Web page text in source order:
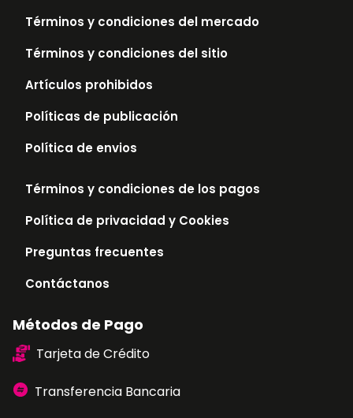
Términos y condiciones del mercado
Términos y condiciones del sitio
Artículos prohibidos
Políticas de publicación
Política de envios
Términos y condiciones de los pagos
Política de privacidad y Cookies
Preguntas frecuentes
Contáctanos
Métodos de Pago
Tarjeta de Crédito
Transferencia Bancaria